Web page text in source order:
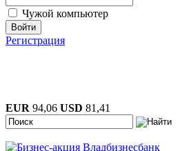
Чужой компьютер
Войти
Регистрация
EUR 94,06 USD 81,41